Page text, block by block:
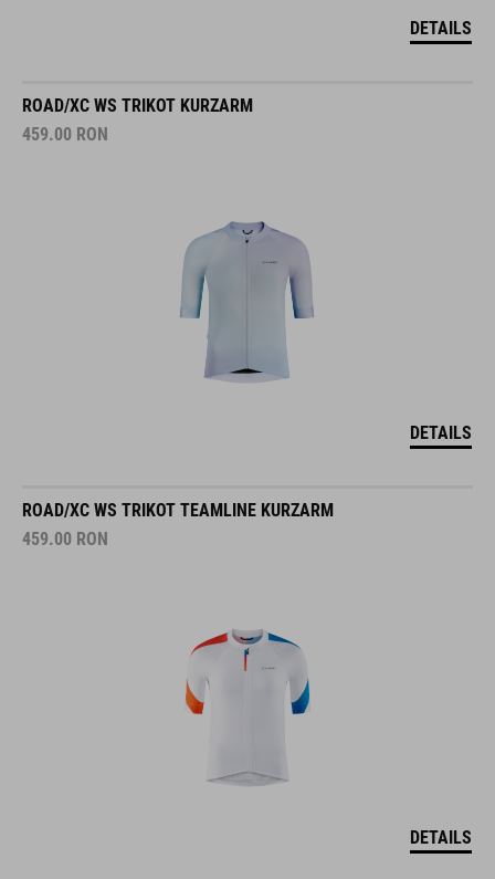
DETAILS
ROAD/XC WS TRIKOT KURZARM
459.00 RON
DETAILS
ROAD/XC WS TRIKOT TEAMLINE KURZARM
459.00 RON
DETAILS